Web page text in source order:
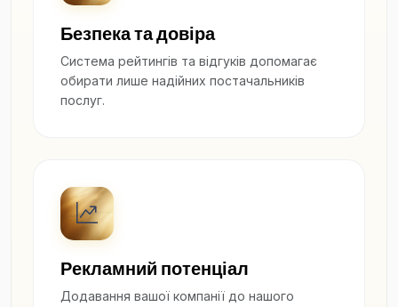
Безпека та довіра
Система рейтингів та відгуків допомагає
обирати лише надійних постачальників
послуг.
Рекламний потенціал
Додавання вашої компанії до нашого